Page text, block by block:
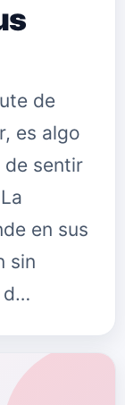
de
es algo
sentir
en sus
sin
d…